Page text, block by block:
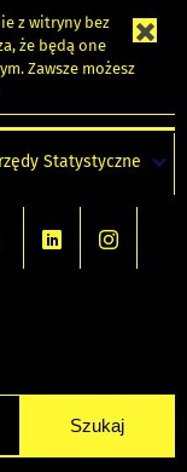
z witryny bez
że będą one
Zawsze możesz
Statystyczne